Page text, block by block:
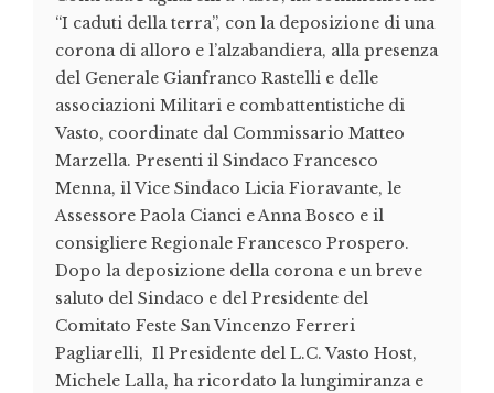
“I caduti della terra”, con la deposizione di una
corona di alloro e l’alzabandiera, alla presenza
del Generale Gianfranco Rastelli e delle
associazioni Militari e combattentistiche di
Vasto, coordinate dal Commissario Matteo
Marzella. Presenti il Sindaco Francesco
Menna, il Vice Sindaco Licia Fioravante, le
Assessore Paola Cianci e Anna Bosco e il
consigliere Regionale Francesco Prospero.
Dopo la deposizione della corona e un breve
saluto del Sindaco e del Presidente del
Comitato Feste San Vincenzo Ferreri
Pagliarelli, Il Presidente del L.C. Vasto Host,
Michele Lalla, ha ricordato la lungimiranza e